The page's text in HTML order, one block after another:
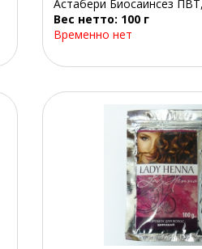
Астабери Биосаинсез
Вес нетто: 100 г
Временно нет